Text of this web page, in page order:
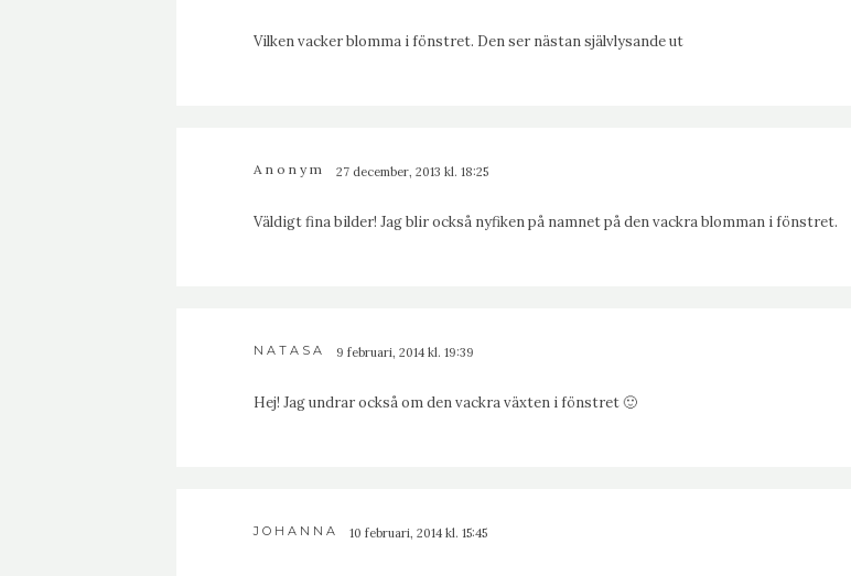
Vilken vacker blomma i fönstret. Den ser nästan självlysande ut
Anonym 27 december, 2013 kl. 18:25
Väldigt fina bilder! Jag blir också nyfiken på namnet på den vackra blomman i fönstret.
NATASA 9 februari, 2014 kl. 19:39
Hej! Jag undrar också om den vackra växten i fönstret 🙂
JOHANNA 10 februari, 2014 kl. 15:45